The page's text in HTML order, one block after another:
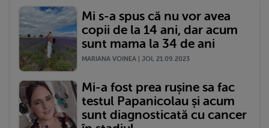
Mi s-a spus că nu vor avea
copii de la 14 ani, dar acum
sunt mama la 34 de ani
MARIANA VOINEA | JOI, 21.09.2023
Mi-a fost prea rușine sa fac
testul Papanicolau și acum
sunt diagnosticată cu cancer